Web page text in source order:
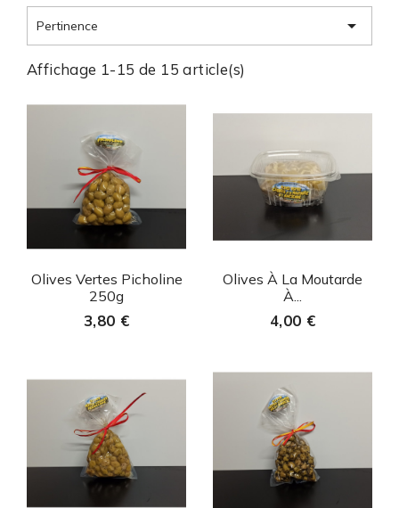
Pertinence 
Affichage 1-15 de 15 article(s)
Aperçu rapide
Olives Vertes Picholine
250g
3,80 €
Aperçu rapide
Olives À La Moutarde
À...
4,00 €